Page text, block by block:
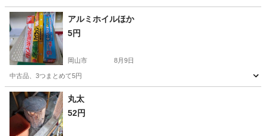
岡山 岡山市
アルミホイルほか
5円
岡山市 8月9日
中古品、3つまとめて5円
岡山 岡山市 その他
丸太
52円